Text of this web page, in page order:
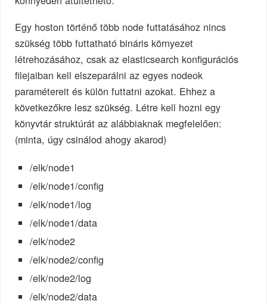
Egy hoston történő több node futtatásához nincs
szükség több futtatható bináris környezet
létrehozásához, csak az elasticsearch konfigurációs
filejaiban kell elszeparálni az egyes nodeok
paramétereit és külön futtatni azokat. Ehhez a
következőkre lesz szükség. Létre kell hozni egy
könyvtár struktúrát az alábbiaknak megfelelően:
(minta, úgy csinálod ahogy akarod)
/elk/node1
/elk/node1/config
/elk/node1/log
/elk/node1/data
/elk/node2
/elk/node2/config
/elk/node2/log
/elk/node2/data